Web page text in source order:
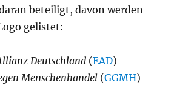
daran beteiligt, davon werden
gelistet:
Deutschland (EAD)
Menschenhandel (GGMH)